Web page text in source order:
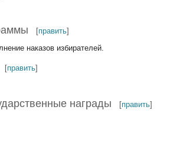
[править]
наказов избирателей.
[править]
награды [править]